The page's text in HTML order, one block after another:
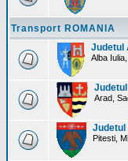
Transport ROMANIA
Judetul
Alba
Arad,
Judetul
Pitesti,